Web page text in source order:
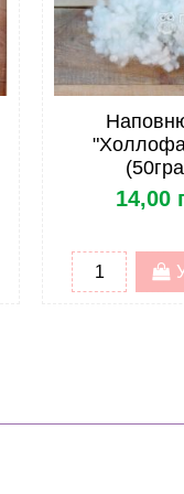
14,00